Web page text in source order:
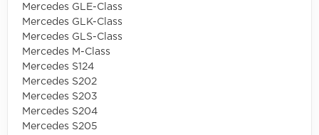
Mercedes GLE-Class
Mercedes GLK-Class
Mercedes GLS-Class
Mercedes M-Class
Mercedes S124
Mercedes S202
Mercedes S203
Mercedes S204
Mercedes S205